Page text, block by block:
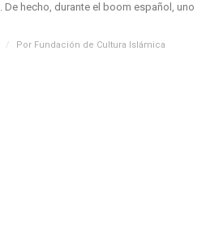
hecho, durante el boom español, uno
/ Por Fundación de Cultura Islámica